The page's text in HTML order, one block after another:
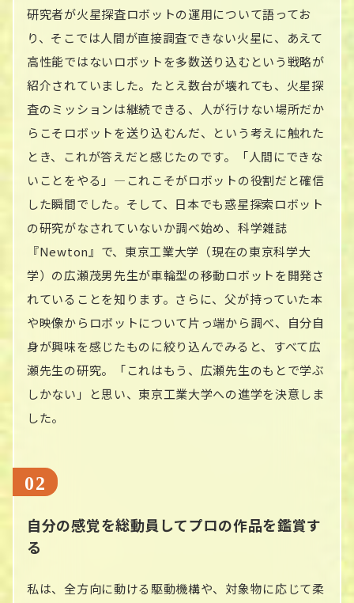
研究者が火星探査ロボットの運用について語ってお
り、そこでは人間が直接調査できない火星に、あえて
高性能ではないロボットを多数送り込むという戦略が
紹介されていました。たとえ数台が壊れても、火星探
査のミッションは継続できる、人が行けない場所だか
らこそロボットを送り込むんだ、という考えに触れた
とき、これが答えだと感じたのです。「人間にできな
いことをやる」—これこそがロボットの役割だと確信
した瞬間でした。そして、日本でも惑星探索ロボット
の研究がなされていないか調べ始め、科学雑誌
『Newton』で、東京工業大学（現在の東京科学大
学）の広瀬茂男先生が車輪型の移動ロボットを開発さ
れていることを知ります。さらに、父が持っていた本
や映像からロボットについて片っ端から調べ、自分自
身が興味を感じたものに絞り込んでみると、すべて広
瀬先生の研究。「これはもう、広瀬先生のもとで学ぶ
しかない」と思い、東京工業大学への進学を決意しま
した。
自分の感覚を総動員してプロの作品を鑑賞す
る
私は、全方向に動ける駆動機構や、対象物に応じて柔